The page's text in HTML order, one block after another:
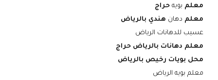
معلم بويه حراج
معلم دهان هندي بالرياض
عسيب للدهانات الرياض
معلم دهانات بالرياض حراج
محل بويات رخيص بالرياض
معلم بويه الرياض